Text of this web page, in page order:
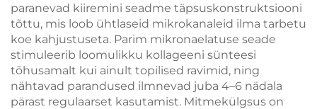
paranevad kiiremini seadme täpsuskonstruktsiooni
tõttu, mis loob ühtlaseid mikrokanaleid ilma tarbetu
koe kahjustuseta. Parim mikronaelatuse seade
stimuleerib loomulikku kollageeni sünteesi
tõhusamalt kui ainult topilised ravimid, ning
nähtavad parandused ilmnevad juba 4–6 nädala
pärast regulaarset kasutamist. Mitmekülgsus on